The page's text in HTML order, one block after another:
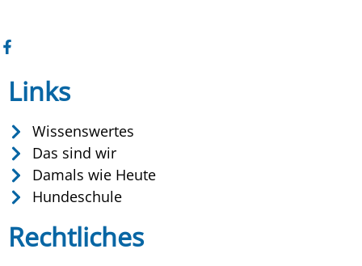
Links
Wissenswertes
Das sind wir
Damals wie Heute
Hundeschule
Rechtliches